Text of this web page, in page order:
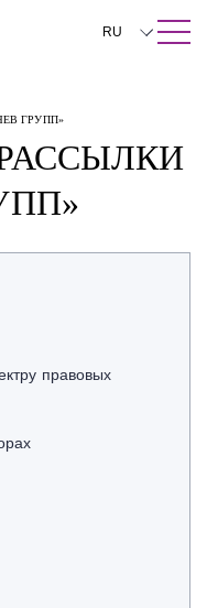
Закрыть
RU
한국어
Italiano
ГРУПП»
правовых